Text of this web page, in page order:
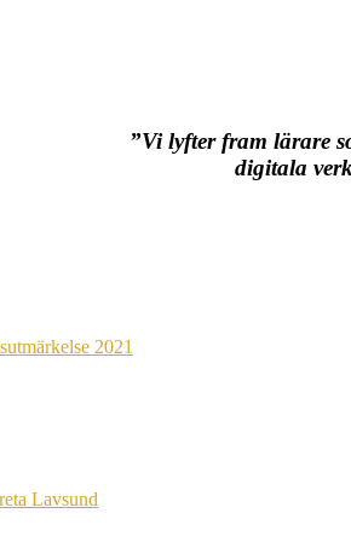
”Vi lyfter fram lärare
digitala
2021
Lavsund